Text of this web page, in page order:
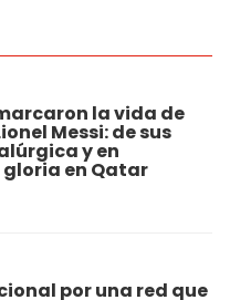
la vida de
Messi: de sus
y en
en Qatar
por una red que